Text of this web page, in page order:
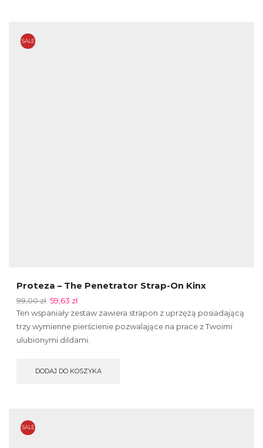
SALE
Proteza – The Penetrator Strap-On Kinx
99,00zł 59,63 zł
Ten wspaniały zestaw zawiera strapon z uprzężą posiadającą
trzy wymienne pierścienie pozwalające na prace z Twoimi
ulubionymi dildami.
DODAJ DO KOSZYKA
SALE